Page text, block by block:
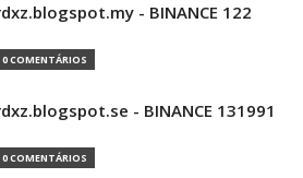
- BINANCE 122
0 COMENTÁRIOS
- BINANCE 131991
0 COMENTÁRIOS